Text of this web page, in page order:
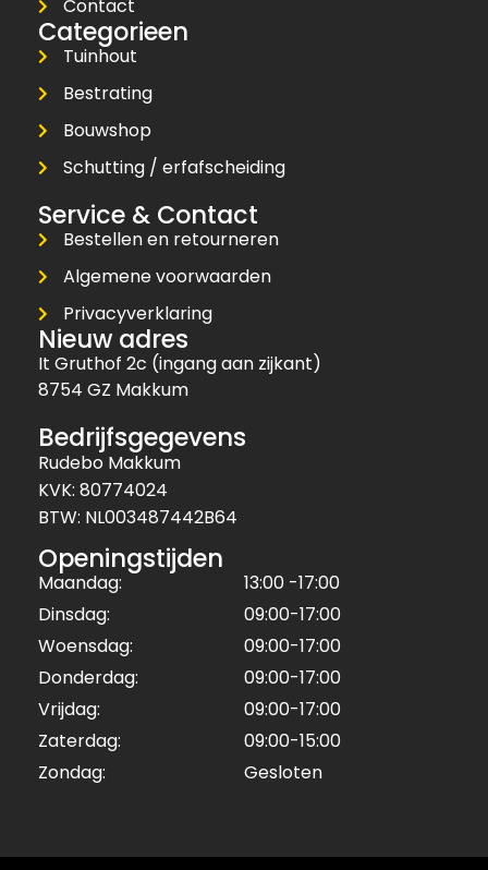
Contact
Categorieen
Tuinhout
Bestrating
Bouwshop
Schutting / erfafscheiding
Service & Contact
Bestellen en retourneren
Algemene voorwaarden
Privacyverklaring
Nieuw adres
It Gruthof 2c (ingang aan zijkant)
8754 GZ Makkum
Bedrijfsgegevens
Rudebo Makkum
KVK: 80774024
BTW: NL003487442B64
Openingstijden
Maandag:
13:00 -17:00
Dinsdag:
09:00-17:00
Woensdag:
09:00-17:00
Donderdag:
09:00-17:00
Vrijdag:
09:00-17:00
Zaterdag:
09:00-15:00
Zondag:
Gesloten